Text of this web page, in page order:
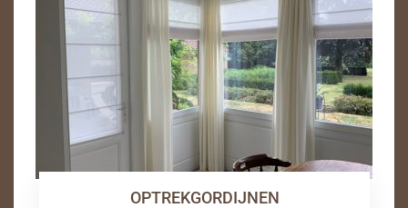
OPTREKGORDIJNEN